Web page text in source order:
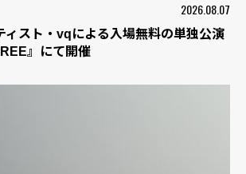
2026.08.07
ィスト・vqによる入場無料の単独公演
』にて開催